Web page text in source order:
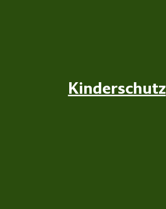
Kinderschutz